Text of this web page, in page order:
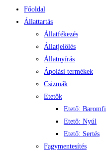
Főoldal
Állattartás
Állatfékezés
Állatjelölés
Állatnyírás
Ápolási termékek
Csizmák
Etetők
Etető: Baromfi
Etető: Nyúl
Etető: Sertés
Fagymentesítés